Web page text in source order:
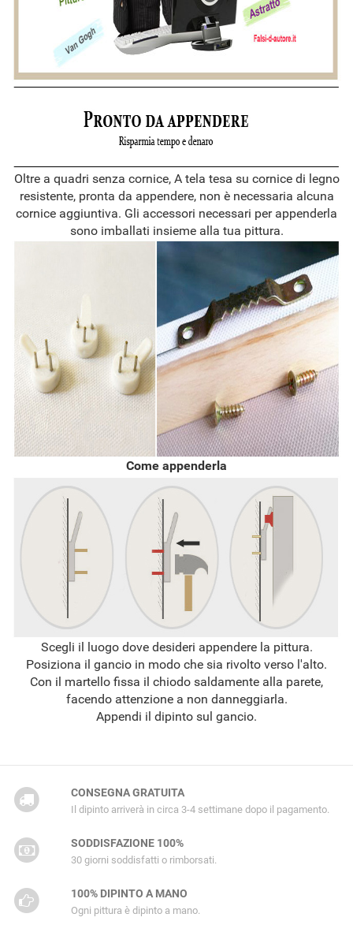
Oltre a quadri senza cornice, A tela tesa su cornice di legno
resistente, pronta da appendere, non è necessaria alcuna
cornice aggiuntiva. Gli accessori necessari per appenderla
sono imballati insieme alla tua pittura.
Come appenderla
Scegli il luogo dove desideri appendere la pittura.
Posiziona il gancio in modo che sia rivolto verso l'alto.
Con il martello fissa il chiodo saldamente alla parete,
facendo attenzione a non danneggiarla.
Appendi il dipinto sul gancio.
CONSEGNA GRATUITA
Il dipinto arriverà in circa 3-4 settimane dopo il pagamento.
SODDISFAZIONE 100%
30 giorni soddisfatti o rimborsati.
100% DIPINTO A MANO
Ogni pittura è dipinto a mano.